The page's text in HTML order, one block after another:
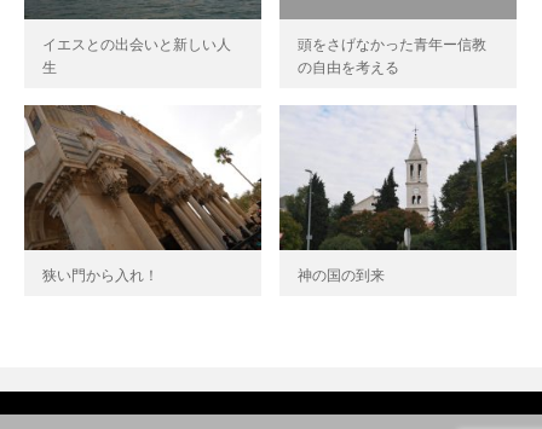
イエスとの出会いと新しい人
生
頭をさげなかった青年ー信教
の自由を考える
狭い門から入れ！ 神の国の到来